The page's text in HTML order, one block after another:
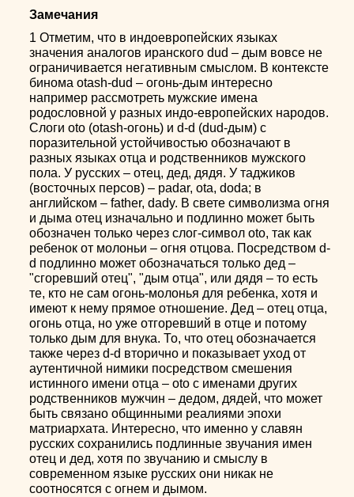
Замечания
1 Отметим, что в индоевропейских языках
значения аналогов иранского dud – дым вовсе не
ограничивается негативным смыслом. В контексте
бинома otash-dud – огонь-дым интересно
например рассмотреть мужские имена
родословной у разных индо-европейских народов.
Слоги oto (otash-огонь) и d-d (dud-дым) с
поразительной устойчивостью обозначают в
разных языках отца и родственников мужского
пола. У русских – отец, дед, дядя. У таджиков
(восточных персов) – padar, ota, doda; в
английском – father, dady. В свете символизма огня
и дыма отец изначально и подлинно может быть
обозначен только через слог-символ oto, так как
ребенок от молоньи – огня отцова. Посредством d-
d подлинно может обозначаться только дед –
"сгоревший отец", "дым отца", или дядя – то есть
те, кто не сам огонь-молонья для ребенка, хотя и
имеют к нему прямое отношение. Дед – отец отца,
огонь отца, но уже отгоревший в отце и потому
только дым для внука. То, что отец обозначается
также через d-d вторично и показывает уход от
аутентичной нимики посредством смешения
истинного имени отца – oto с именами других
родственников мужчин – дедом, дядей, что может
быть связано общинными реалиями эпохи
матриархата. Интересно, что именно у славян
русских сохранились подлинные звучания имен
отец и дед, хотя по звучанию и смыслу в
современном языке русских они никак не
соотносятся с огнем и дымом.